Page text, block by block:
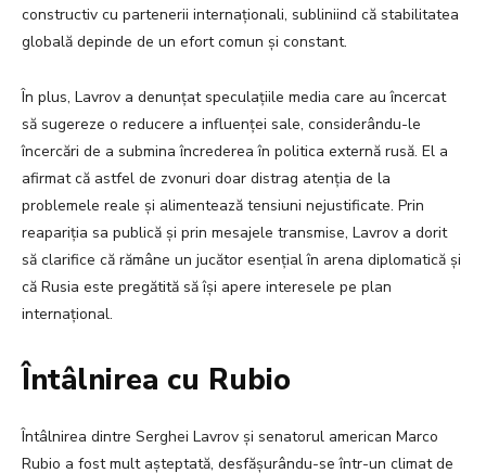
constructiv cu partenerii internaționali, subliniind că stabilitatea
globală depinde de un efort comun și constant.
În plus, Lavrov a denunțat speculațiile media care au încercat
să sugereze o reducere a influenței sale, considerându-le
încercări de a submina încrederea în politica externă rusă. El a
afirmat că astfel de zvonuri doar distrag atenția de la
problemele reale și alimentează tensiuni nejustificate. Prin
reapariția sa publică și prin mesajele transmise, Lavrov a dorit
să clarifice că rămâne un jucător esențial în arena diplomatică și
că Rusia este pregătită să își apere interesele pe plan
internațional.
Întâlnirea cu Rubio
Întâlnirea dintre Serghei Lavrov și senatorul american Marco
Rubio a fost mult așteptată, desfășurându-se într-un climat de